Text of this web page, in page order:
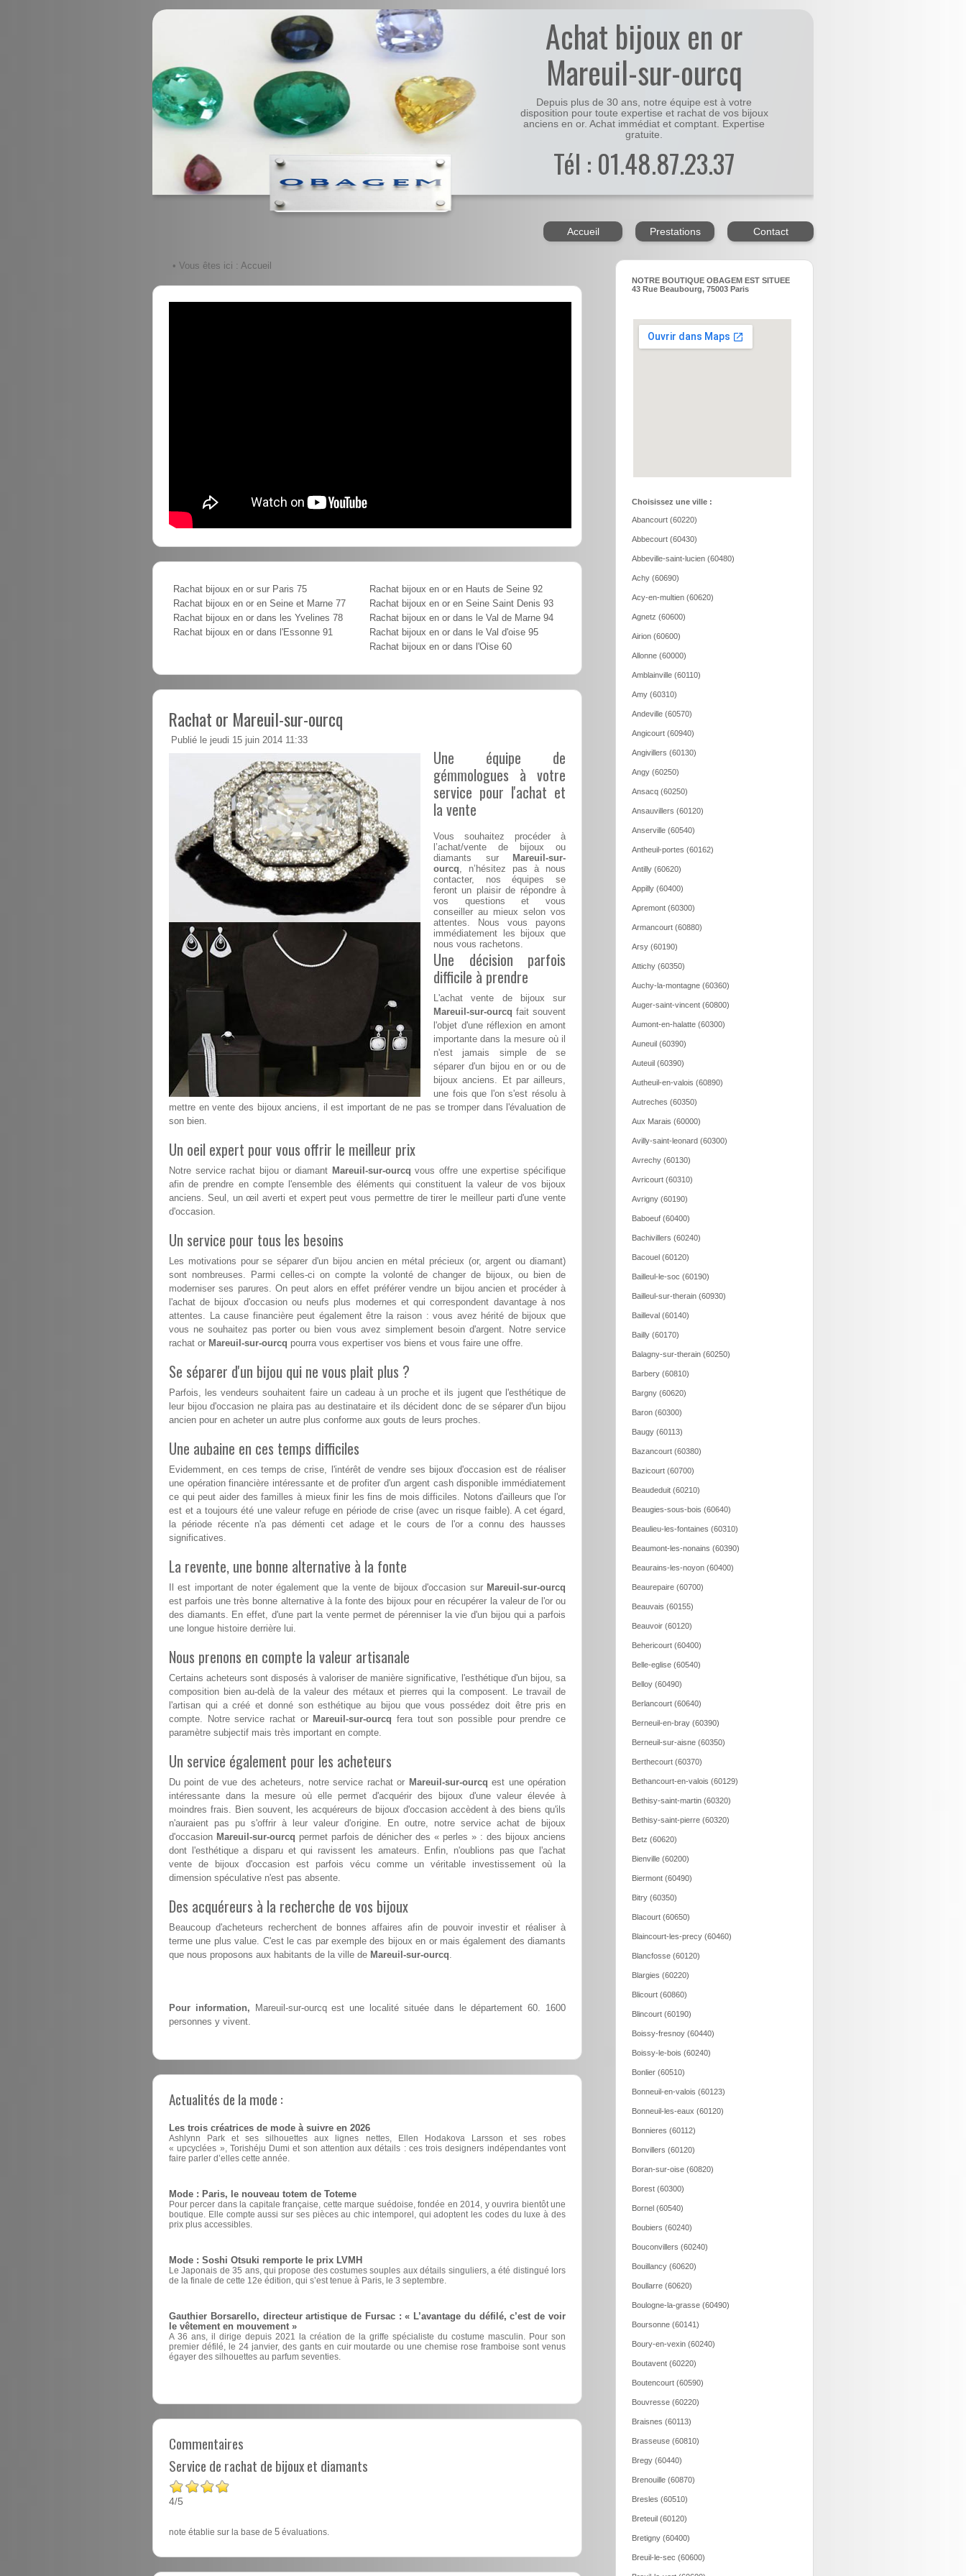
Achat bijoux en or
Mareuil-sur-ourcq
Depuis plus de 30 ans, notre équipe est à votre
disposition pour toute expertise et rachat de vos bijoux
anciens en or. Achat immédiat et comptant. Expertise
gratuite.
Tél : 01.48.87.23.37
Accueil Prestations Contact
• Vous êtes ici : Accueil
Rachat bijoux en or sur Paris 75
Rachat bijoux en or en Seine et Marne 77
Rachat bijoux en or dans les Yvelines 78
Rachat bijoux en or dans l'Essonne 91
Rachat bijoux en or en Hauts de Seine 92
Rachat bijoux en or en Seine Saint Denis 93
Rachat bijoux en or dans le Val de Marne 94
Rachat bijoux en or dans le Val d'oise 95
Rachat bijoux en or dans l'Oise 60
Rachat or Mareuil-sur-ourcq
Publié le jeudi 15 juin 2014 11:33
Une équipe de
gémmologues à votre
service pour l'achat et
la vente
Vous souhaitez procéder à
l’achat/vente de bijoux ou
diamants sur
Mareuil-sur-
ourcq, n’hésitez pas à nous
contacter, nos équipes se
feront un plaisir de répondre à
vos questions et vous
conseiller au mieux selon vos
attentes. Nous vous payons
immédiatement les bijoux que
nous vous rachetons.
Une décision parfois
difficile à prendre
L'achat vente de bijoux sur
Mareuil-sur-ourcq fait souvent
l'objet d'une réflexion en amont
importante dans la mesure où il
n'est jamais simple de se
séparer d'un bijou en or ou de
bijoux anciens. Et par ailleurs,
une fois que l'on s'est résolu à
mettre en vente des bijoux anciens, il est important de ne pas se tromper dans l'évaluation de
son bien.
Un oeil expert pour vous offrir le meilleur prix
Notre service rachat bijou or diamant Mareuil-sur-ourcq vous offre une expertise spécifique
afin de prendre en compte l'ensemble des éléments qui constituent la valeur de vos bijoux
anciens. Seul, un œil averti et expert peut vous permettre de tirer le meilleur parti d'une vente
d'occasion.
Un service pour tous les besoins
Les motivations pour se séparer d'un bijou ancien en métal précieux (or, argent ou diamant)
sont nombreuses. Parmi celles-ci on compte la volonté de changer de bijoux, ou bien de
moderniser ses parures. On peut alors en effet préférer vendre un bijou ancien et procéder à
l'achat de bijoux d'occasion ou neufs plus modernes et qui correspondent davantage à nos
attentes. La cause financière peut également être la raison : vous avez hérité de bijoux que
vous ne souhaitez pas porter ou bien vous avez simplement besoin d'argent. Notre service
rachat or Mareuil-sur-ourcq pourra vous expertiser vos biens et vous faire une offre.
Se séparer d'un bijou qui ne vous plait plus ?
Parfois, les vendeurs souhaitent faire un cadeau à un proche et ils jugent que l'esthétique de
leur bijou d'occasion ne plaira pas au destinataire et ils décident donc de se séparer d'un bijou
ancien pour en acheter un autre plus conforme aux gouts de leurs proches.
Une aubaine en ces temps difficiles
Evidemment, en ces temps de crise, l'intérêt de vendre ses bijoux d'occasion est de réaliser
une opération financière intéressante et de profiter d'un argent cash disponible immédiatement
ce qui peut aider des familles à mieux finir les fins de mois difficiles. Notons d'ailleurs que l'or
est et a toujours été une valeur refuge en période de crise (avec un risque faible). A cet égard,
la période récente n'a pas démenti cet adage et le cours de l'or a connu des hausses
significatives.
La revente, une bonne alternative à la fonte
Il est important de noter également que la vente de bijoux d'occasion sur Mareuil-sur-ourcq
est parfois une très bonne alternative à la fonte des bijoux pour en récupérer la valeur de l'or ou
des diamants. En effet, d'une part la vente permet de pérenniser la vie d'un bijou qui a parfois
une longue histoire derrière lui.
Nous prenons en compte la valeur artisanale
Certains acheteurs sont disposés à valoriser de manière significative, l'esthétique d'un bijou, sa
composition bien au-delà de la valeur des métaux et pierres qui la composent. Le travail de
l'artisan qui a créé et donné son esthétique au bijou que vous possédez doit être pris en
compte. Notre service rachat or Mareuil-sur-ourcq fera tout son possible pour prendre ce
paramètre subjectif mais très important en compte.
Un service également pour les acheteurs
Du point de vue des acheteurs, notre service rachat or Mareuil-sur-ourcq est une opération
intéressante dans la mesure où elle permet d'acquérir des bijoux d'une valeur élevée à
moindres frais. Bien souvent, les acquéreurs de bijoux d'occasion accèdent à des biens qu'ils
n'auraient pas pu s'offrir à leur valeur d'origine. En outre, notre service achat de bijoux
d'occasion Mareuil-sur-ourcq permet parfois de dénicher des « perles » : des bijoux anciens
dont l'esthétique a disparu et qui ravissent les amateurs. Enfin, n'oublions pas que l'achat
vente de bijoux d'occasion est parfois vécu comme un véritable investissement où la
dimension spéculative n'est pas absente.
Des acquéreurs à la recherche de vos bijoux
Beaucoup d'acheteurs recherchent de bonnes affaires afin de pouvoir investir et réaliser à
terme une plus value. C'est le cas par exemple des bijoux en or mais également des diamants
que nous proposons aux habitants de la ville de Mareuil-sur-ourcq
Pour information, Mareuil-sur-ourcq est une localité située dans le département 60. 1600
personnes y vivent.
Actualités de la mode :
Les trois créatrices de mode à suivre en 2026
Ashlynn Park et ses silhouettes aux lignes nettes, Ellen Hodakova Larsson et ses robes
« upcyclées », Torishéju Dumi et son attention aux détails : ces trois designers indépendantes vont
faire parler d’elles cette année.
Mode : Paris, le nouveau totem de Toteme
Pour percer dans la capitale française, cette marque suédoise, fondée en 2014, y ouvrira bientôt une
boutique. Elle compte aussi sur ses pièces au chic intemporel, qui adoptent les codes du luxe à des
prix plus accessibles.
Mode : Soshi Otsuki remporte le prix LVMH
Le Japonais de 35 ans, qui propose des costumes souples aux détails singuliers, a été distingué lors
de la finale de cette 12e édition, qui s’est tenue à Paris, le 3 septembre.
Gauthier Borsarello, directeur artistique de Fursac : « L’avantage du défilé, c’est de voir
le vêtement en mouvement »
A 36 ans, il dirige depuis 2021 la création de la griffe spécialiste du costume masculin. Pour son
premier défilé, le 24 janvier, des gants en cuir moutarde ou une chemise rose framboise sont venus
égayer des silhouettes au parfum seventies.
Commentaires
Service de rachat de bijoux et diamants
4/5
note établie sur la base de 5 évaluations.
NOTRE BOUTIQUE OBAGEM EST SITUEE
43 Rue Beaubourg, 75003 Paris
Choisissez une ville :
Abancourt (60220)
Abbecourt (60430)
Abbeville-saint-lucien (60480)
Achy (60690)
Acy-en-multien (60620)
Agnetz (60600)
Airion (60600)
Allonne (60000)
Amblainville (60110)
Amy (60310)
Andeville (60570)
Angicourt (60940)
Angivillers (60130)
Angy (60250)
Ansacq (60250)
Ansauvillers (60120)
Anserville (60540)
Antheuil-portes (60162)
Antilly (60620)
Appilly (60400)
Apremont (60300)
Armancourt (60880)
Arsy (60190)
Attichy (60350)
Auchy-la-montagne (60360)
Auger-saint-vincent (60800)
Aumont-en-halatte (60300)
Auneuil (60390)
Auteuil (60390)
Autheuil-en-valois (60890)
Autreches (60350)
Aux Marais (60000)
Avilly-saint-leonard (60300)
Avrechy (60130)
Avricourt (60310)
Avrigny (60190)
Baboeuf (60400)
Bachivillers (60240)
Bacouel (60120)
Bailleul-le-soc (60190)
Bailleul-sur-therain (60930)
Bailleval (60140)
Bailly (60170)
Balagny-sur-therain (60250)
Barbery (60810)
Bargny (60620)
Baron (60300)
Baugy (60113)
Bazancourt (60380)
Bazicourt (60700)
Beaudeduit (60210)
Beaugies-sous-bois (60640)
Beaulieu-les-fontaines (60310)
Beaumont-les-nonains (60390)
Beaurains-les-noyon (60400)
Beaurepaire (60700)
Beauvais (60155)
Beauvoir (60120)
Behericourt (60400)
Belle-eglise (60540)
Belloy (60490)
Berlancourt (60640)
Berneuil-en-bray (60390)
Berneuil-sur-aisne (60350)
Berthecourt (60370)
Bethancourt-en-valois (60129)
Bethisy-saint-martin (60320)
Bethisy-saint-pierre (60320)
Betz (60620)
Bienville (60200)
Biermont (60490)
Bitry (60350)
Blacourt (60650)
Blaincourt-les-precy (60460)
Blancfosse (60120)
Blargies (60220)
Blicourt (60860)
Blincourt (60190)
Boissy-fresnoy (60440)
Boissy-le-bois (60240)
Bonlier (60510)
Bonneuil-en-valois (60123)
Bonneuil-les-eaux (60120)
Bonnieres (60112)
Bonvillers (60120)
Boran-sur-oise (60820)
Borest (60300)
Bornel (60540)
Boubiers (60240)
Bouconvillers (60240)
Bouillancy (60620)
Boullarre (60620)
Boulogne-la-grasse (60490)
Boursonne (60141)
Boury-en-vexin (60240)
Boutavent (60220)
Boutencourt (60590)
Bouvresse (60220)
Braisnes (60113)
Brasseuse (60810)
Bregy (60440)
Brenouille (60870)
Bresles (60510)
Breteuil (60120)
Bretigny (60400)
Breuil-le-sec (60600)